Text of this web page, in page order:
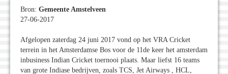
Bron: Gemeente Amstelveen
27-06-2017
Afgelopen zaterdag 24 juni 2017 vond op het VRA Cricket
terrein in het Amsterdamse Bos voor de 11de keer het amsterdam
inbusiness Indian Cricket toernooi plaats. Maar liefst 16 teams
van grote Indiase bedrijven, zoals TCS, Jet Airways , HCL,